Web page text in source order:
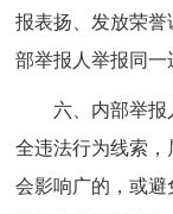
报表扬、发放荣
部举报人举报同一
六、内部举
全违法行为线索
会影响广的，或